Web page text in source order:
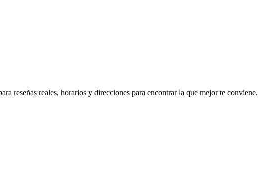
reseñas reales, horarios y direcciones para encontrar la que mejor te conviene.